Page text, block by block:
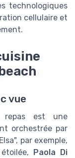
technologiques
cellulaire et
vue
repas est une
orchestrée par
par exemple,
Paola Di